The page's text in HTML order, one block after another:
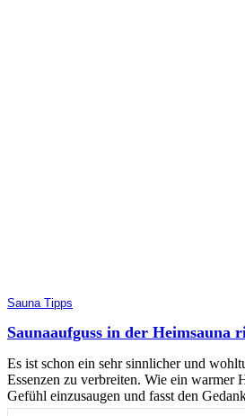
Sauna Tipps
Saunaaufguss in der Heimsauna
Es ist schon ein sehr sinnlicher und
Essenzen zu verbreiten. Wie ein
Gefühl einzusaugen und fasst den